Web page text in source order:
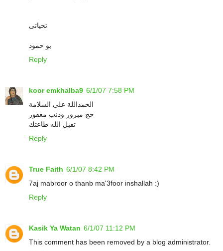
تحياتى
بو حمود
Reply
koor emkhalba9 6/1/07 7:58 PM
الحمداللة على السلامة
حج مبرور وذنب مغفور
تقبل الله طاعتك
Reply
True Faith 6/1/07 8:42 PM
7aj mabroor o thanb ma'3foor inshallah :)
Reply
Kasik Ya Watan 6/1/07 11:12 PM
This comment has been removed by a blog administrator.